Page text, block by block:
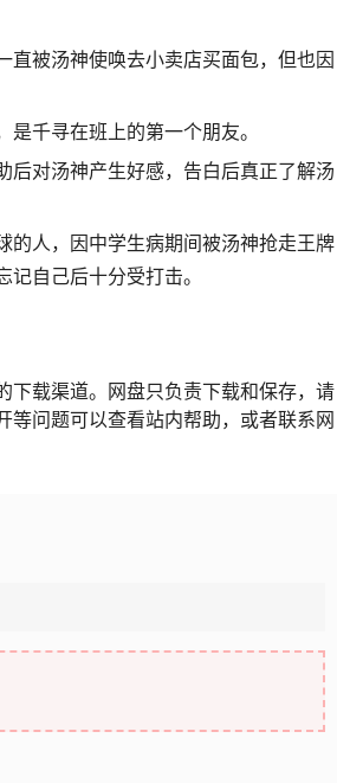
直被汤神使唤去小卖店买面包，但也因
千寻在班上的第一个朋友。
后对汤神产生好感，告白后真正了解汤
的人，因中学生病期间被汤神抢走王牌
自己后十分受打击。
下载渠道。网盘只负责下载和保存，请
等问题可以查看站内帮助，或者联系网